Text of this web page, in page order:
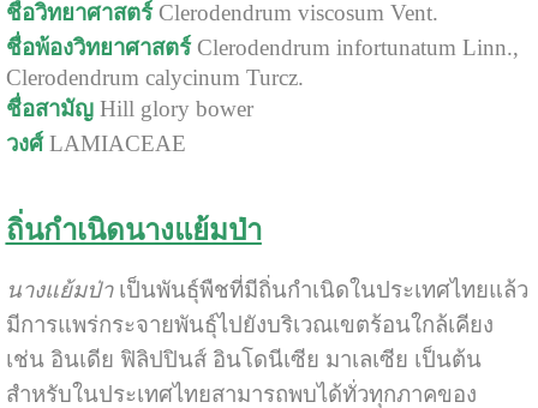
ชื่อวิทยาศาสตร์Clerodendrum viscosum Vent.
ชื่อพ้องวิทยาศาสตร์Clerodendrum infortunatum Linn.,
Clerodendrum calycinum Turcz.
ชื่อสามัญHill glory bower
วงศ์LAMIACEAE
ถิ่นกำเนิดนางแย้มป่า
นางแย้มป่า เป็นพันธุ์พืชที่มีถิ่นกำเนิดในประเทศไทยแล้ว
มีการแพร่กระจายพันธุ์ไปยังบริเวณเขตร้อนใกล้เคียง
เช่น อินเดีย ฟิลิปปินส์ อินโดนีเซีย มาเลเซีย เป็นต้น
สำหรับในประเทศไทยสามารถพบได้ทั่วทุกภาคของ